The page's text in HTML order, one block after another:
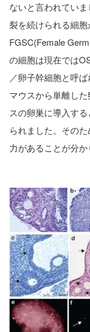
ないと言われてい
裂を続けられる細
FGSC(Female
の細胞は現在では
／卵子幹細胞と呼ば
マウスから単離し
スの卵巣に導入す
られました。その
力があることが分か